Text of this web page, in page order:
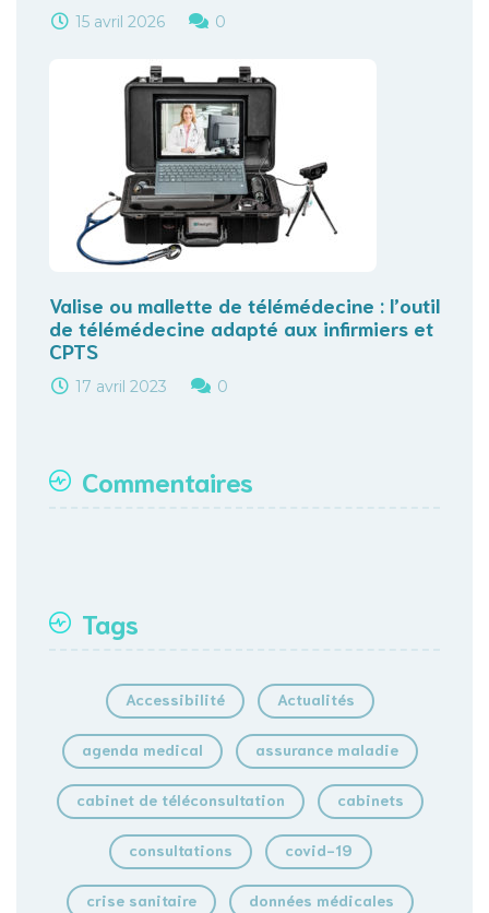
15 avril 2026 0
Valise ou mallette de télémédecine : l’outil
de télémédecine adapté aux infirmiers et
CPTS
17 avril 2023 0
Commentaires
Tags
Accessibilité Actualités
agenda medical assurance maladie
cabinet de téléconsultation cabinets
consultations covid-19
crise sanitaire données médicales